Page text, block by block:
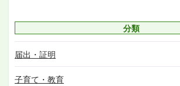
分類
届出・証明
子育て・教育